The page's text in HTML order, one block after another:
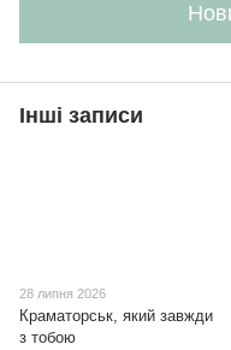
Інші записи
28 липня 2026
Краматорськ, який завжди
з тобою